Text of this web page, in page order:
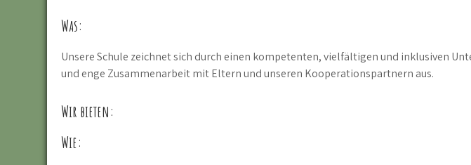
Was:
Unsere Schule zeichnet sich durch einen kompetenten, vielfältigen und inklusiven
und enge Zusammenarbeit mit Eltern und unseren Kooperationspartnern aus.
Wir bieten:
Wie: